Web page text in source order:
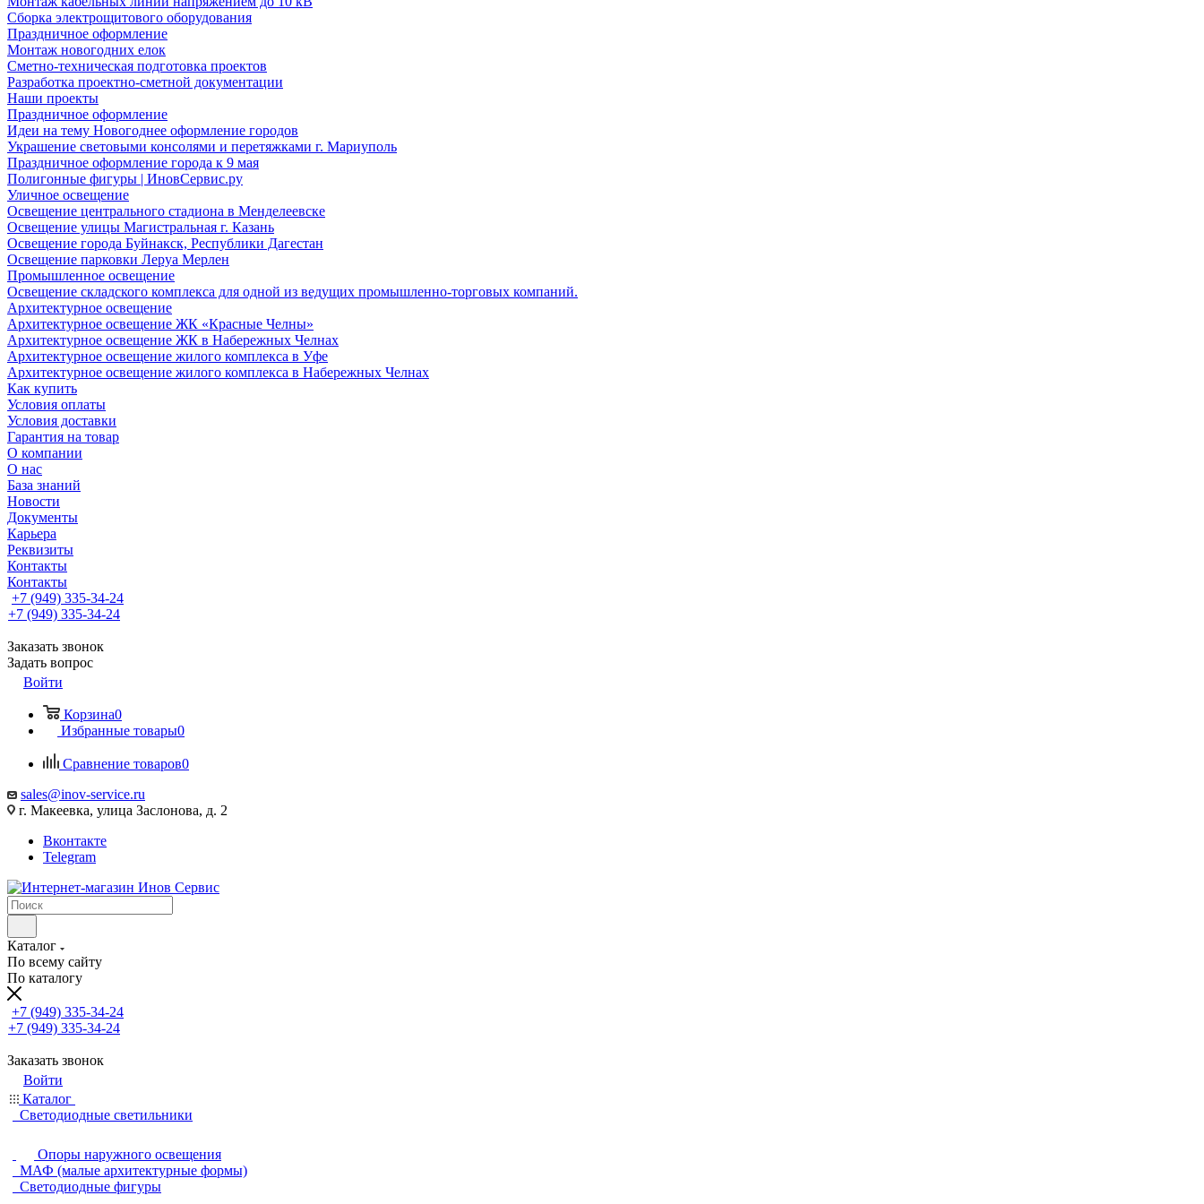
Сборка электрощитового оборудования
Праздничное оформление
Монтаж новогодних елок
Сметно-техническая подготовка проектов
Разработка проектно-сметной документации
Наши проекты
Праздничное оформление
Идеи на тему Новогоднее оформление городов
Украшение световыми консолями и перетяжками г. Мариуполь
Праздничное оформление города к 9 мая
Полигонные фигуры | ИновСервис.ру
Уличное освещение
Освещение центрального стадиона в Менделеевске
Освещение улицы Магистральная г. Казань
Освещение города Буйнакск, Республики Дагестан
Освещение парковки Леруа Мерлен
Промышленное освещение
Освещение складского комплекса для одной из ведущих промышленно-торговых компаний.
Архитектурное освещение
Архитектурное освещение ЖК «Красные Челны»
Архитектурное освещение ЖК в Набережных Челнах
Архитектурное освещение жилого комплекса в Уфе
Архитектурное освещение жилого комплекса в Набережных Челнах
Как купить
Условия оплаты
Условия доставки
Гарантия на товар
О компании
О нас
База знаний
Новости
Документы
Карьера
Реквизиты
Контакты
Контакты
+7 (949) 335-34-24
+7 (949) 335-34-24
Заказать звонок
Задать вопрос
Войти
Корзина0
Избранные товары0
Сравнение товаров0
sales@inov-service.ru
г. Макеевка, улица Заслонова, д. 2
Вконтакте
Telegram
Каталог
По всему сайту
По каталогу
+7 (949) 335-34-24
+7 (949) 335-34-24
Заказать звонок
Войти
Каталог
Светодиодные светильники
Опоры наружного освещения
МАФ (малые архитектурные формы)
Светодиодные фигуры